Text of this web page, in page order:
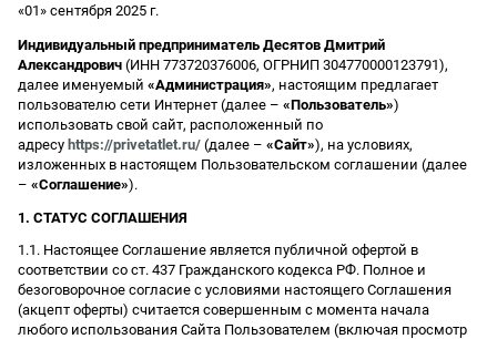
«01» сентября 2025 г.
Индивидуальный предприниматель Десятов Дмитрий
Александрович (ИНН 773720376006, ОГРНИП 304770000123791),
далее именуемый «Администрация», настоящим предлагает
пользователю сети Интернет (далее – «Пользователь»)
использовать свой сайт, расположенный по
адресу https://privetatlet.ru/ (далее – «Сайт»), на условиях,
изложенных в настоящем Пользовательском соглашении (далее
– «Соглашение»).
1. СТАТУС СОГЛАШЕНИЯ
1.1. Настоящее Соглашение является публичной офертой в
соответствии со ст. 437 Гражданского кодекса РФ. Полное и
безоговорочное согласие с условиями настоящего Соглашения
(акцепт оферты) считается совершенным с момента начала
любого использования Сайта Пользователем (включая просмотр